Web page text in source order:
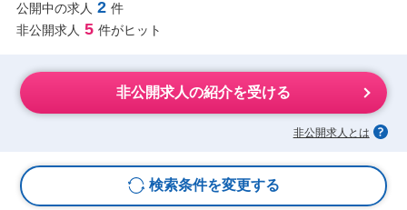
公開中の求人 2 件
非公開求人 5 件がヒット
非公開求人の紹介を受ける
非公開求人とは
検索条件を変更する